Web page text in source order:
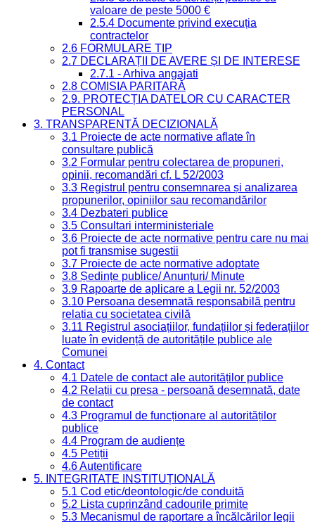
valoare de peste 5000 €
2.5.4 Documente privind execuția
contractelor
2.6 FORMULARE TIP
2.7 DECLARAȚII DE AVERE ȘI DE INTERESE
2.7.1 - Arhiva angajati
2.8 COMISIA PARITARĂ
2.9. PROTECȚIA DATELOR CU CARACTER
PERSONAL
3. TRANSPARENȚĂ DECIZIONALĂ
3.1 Proiecte de acte normative aflate în
consultare publică
3.2 Formular pentru colectarea de propuneri,
opinii, recomandări cf. L 52/2003
3.3 Registrul pentru consemnarea și analizarea
propunerilor, opiniilor sau recomandărilor
3.4 Dezbateri publice
3.5 Consultari interministeriale
3.6 Proiecte de acte normative pentru care nu mai
pot fi transmise sugestii
3.7 Proiecte de acte normative adoptate
3.8 Ședințe publice/ Anunțuri/ Minute
3.9 Rapoarte de aplicare a Legii nr. 52/2003
3.10 Persoana desemnată responsabilă pentru
relația cu societatea civilă
3.11 Registrul asociațiilor, fundațiilor și federațiilor
luate în evidență de autoritățile publice ale
Comunei
4. Contact
4.1 Datele de contact ale autorităților publice
4.2 Relații cu presa - persoană desemnată, date
de contact
4.3 Programul de funcționare al autorităților
publice
4.4 Program de audiențe
4.5 Petiții
4.6 Autentificare
5. INTEGRITATE INSTITUȚIONALĂ
5.1 Cod etic/deontologic/de conduită
5.2 Lista cuprinzând cadourile primite
5.3 Mecanismul de raportare a încălcărilor legii